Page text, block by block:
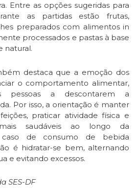
Entre as opções sugeridas para
as partidas estão frutas,
preparados com alimentos in
processados e pastas à base
natural.
destaca que a emoção dos
o comportamento alimentar,
pessoas a descontarem a
Por isso, a orientação é manter
praticar atividade física e
saudáveis ao longo da
de consumo de bebida
é hidratar-se bem, alternando
e evitando excessos.
SES-DF